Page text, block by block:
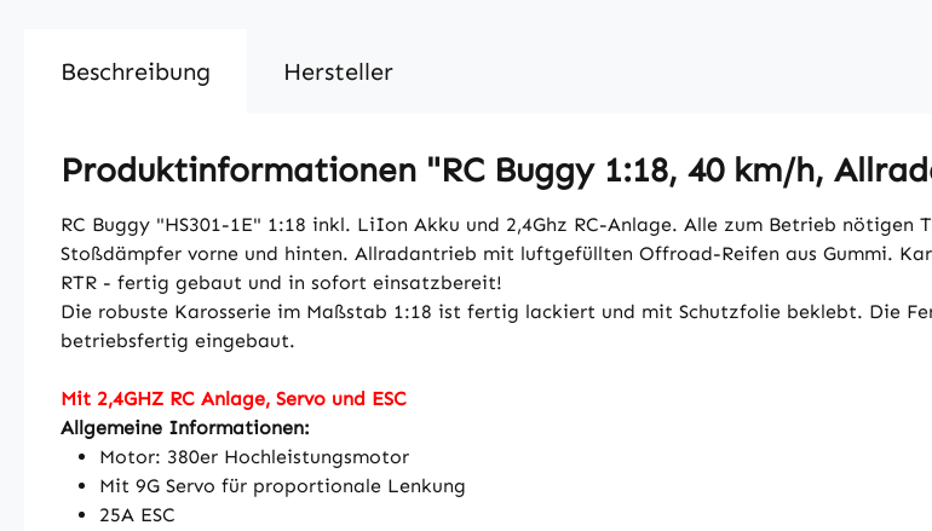
Beschreibung Hersteller
Produktinformationen "RC Buggy 1:18, 40 km/h,
RC Buggy "HS301-1E" 1:18 inkl. LiIon Akku und 2,4Ghz RC-Anlage. Alle zum Betrieb
Stoßdämpfer vorne und hinten. Allradantrieb mit luftgefüllten Offroad-Reifen aus Gummi.
RTR - fertig gebaut und in sofort einsatzbereit!
Die robuste Karosserie im Maßstab 1:18 ist fertig lackiert und mit Schutzfolie beklebt. Die
betriebsfertig eingebaut.
Mit 2,4GHZ RC Anlage, Servo und ESC
Allgemeine Informationen:
Motor: 380er Hochleistungsmotor
Mit 9G Servo für proportionale Lenkung
25A ESC